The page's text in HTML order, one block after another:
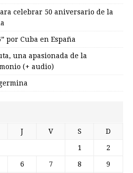
celebrar 50 aniversario de la
por Cuba en España
una apasionada de la
(+ audio)
J V S D
1 2
6 7 8 9